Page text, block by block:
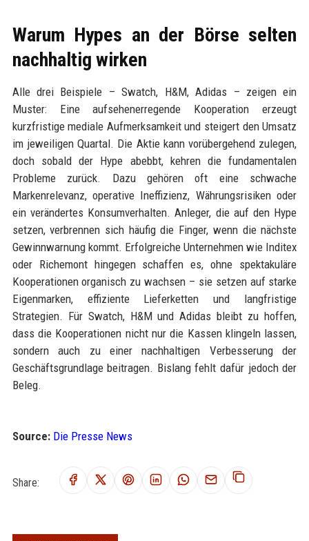
Warum Hypes an der Börse selten
nachhaltig wirken
Alle drei Beispiele – Swatch, H&M, Adidas – zeigen ein
Muster: Eine aufsehenerregende Kooperation erzeugt
kurzfristige mediale Aufmerksamkeit und steigert den Umsatz
im jeweiligen Quartal. Die Aktie kann vorübergehend zulegen,
doch sobald der Hype abebbt, kehren die fundamentalen
Probleme zurück. Dazu gehören oft eine schwache
Markenrelevanz, operative Ineffizienz, Währungsrisiken oder
ein verändertes Konsumverhalten. Anleger, die auf den Hype
setzen, verbrennen sich häufig die Finger, wenn die nächste
Gewinnwarnung kommt. Erfolgreiche Unternehmen wie Inditex
oder Richemont hingegen schaffen es, ohne spektakuläre
Kooperationen organisch zu wachsen – sie setzen auf starke
Eigenmarken, effiziente Lieferketten und langfristige
Strategien. Für Swatch, H&M und Adidas bleibt zu hoffen,
dass die Kooperationen nicht nur die Kassen klingeln lassen,
sondern auch zu einer nachhaltigen Verbesserung der
Geschäftsgrundlage beitragen. Bislang fehlt dafür jedoch der
Beleg.
Source: Die Presse News
Share: